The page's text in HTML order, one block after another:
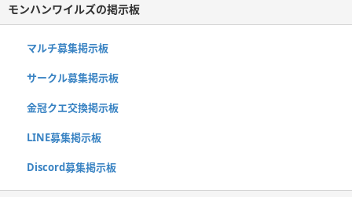
モンハンワイルズの掲示板
マルチ募集掲示板
サークル募集掲示板
金冠クエ交換掲示板
LINE募集掲示板
Discord募集掲示板